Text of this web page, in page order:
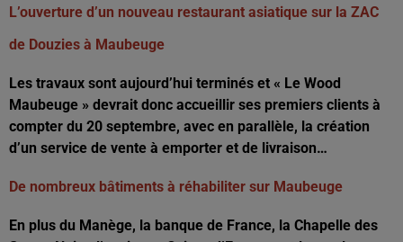
L’ouverture d’un nouveau restaurant asiatique sur la ZAC
de Douzies à Maubeuge
Les travaux sont aujourd’hui terminés et « Le Wood
Maubeuge » devrait donc accueillir ses premiers clients à
compter du 20 septembre, avec en parallèle, la création
d’un service de vente à emporter et de livraison…
De nombreux bâtiments à réhabiliter sur Maubeuge
En plus du Manège, la banque de France, la Chapelle des